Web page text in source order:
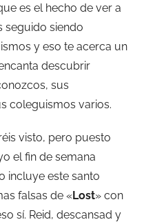
es el hecho de ver a
seguido siendo
y eso te acerca un
descubrir
sus
coleguismos varios.
visto, pero puesto
el fin de semana
incluye este santo
falsas de «Lost» con
sí. Reid, descansad y